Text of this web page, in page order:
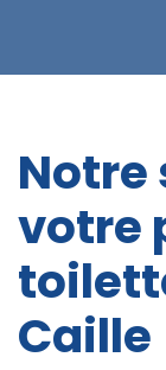
Notre
votre
Caille